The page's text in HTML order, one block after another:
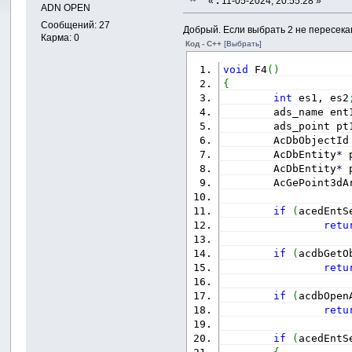
ADN OPEN
Сообщений: 27
Карма: 0
Добрый. Если выбрать 2 не
Код - C++[Выбрать]
void F4( )
{
int es1, es2
ads_name
ads_point
AcDbObjectId
AcDbEntity*
AcDbEntity*
if (
if (
if (
if (